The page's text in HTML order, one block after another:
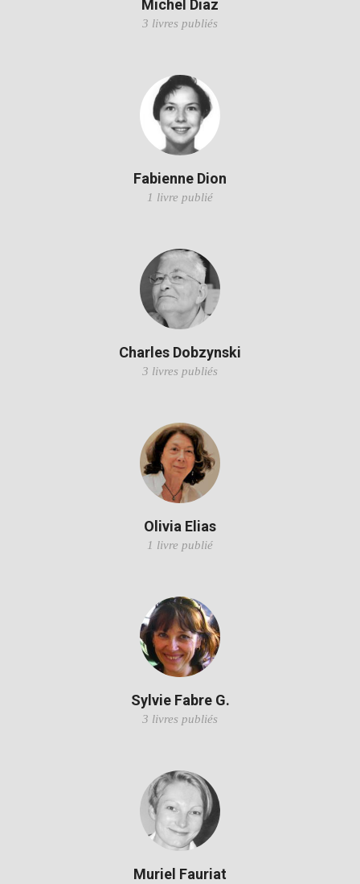
Michel Diaz
3 livres publiés
Fabienne Dion
1 livre publié
Charles Dobzynski
3 livres publiés
Olivia Elias
1 livre publié
Sylvie Fabre G.
3 livres publiés
Muriel Fauriat